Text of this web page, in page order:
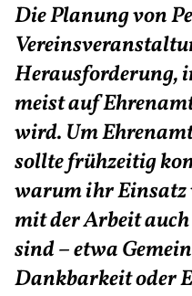
Die Planung von
Herausforderung,
meist auf
wird. Um
sollte frühzeitig
warum ihr Einsatz
mit der Arbeit
sind – etwa
Dankbarkeit oder